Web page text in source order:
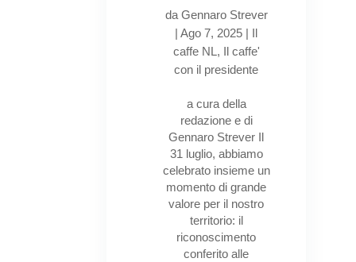
daGennaro Strever
|Ago 7, 2025 | Il
caffe NL, Il caffe'
con il presidente
a cura della
redazione e di
Gennaro Strever Il
31 luglio, abbiamo
celebrato insieme un
momento di grande
valore per il nostro
territorio: il
riconoscimento
conferito alle